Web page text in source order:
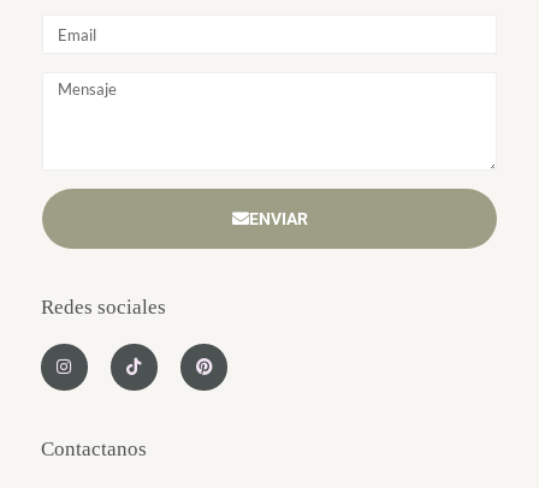
Contactanos
Redes sociales
I
n
r
T
i
P
i
ENVIAR